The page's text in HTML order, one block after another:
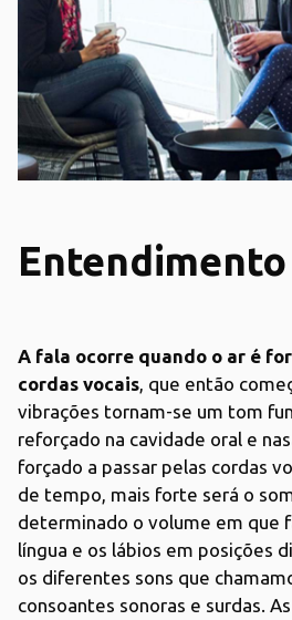
A fala ocorre quando o ar é
cordas vocais, que então
vibrações tornam-se um tom
reforçado na cavidade oral e
forçado a passar pelas cordas
de tempo, mais forte será o
determinado o volume em que
língua e os lábios em posições
os diferentes sons que
consoantes sonoras e surdas.